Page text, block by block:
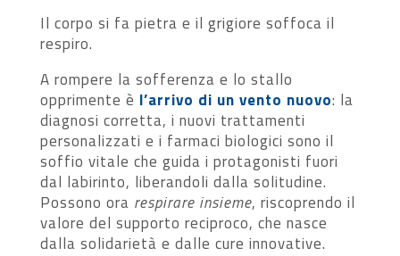
Il corpo si fa pietra e il grigiore soffoca il
respiro.
A rompere la sofferenza e lo stallo
opprimente è l’arrivo di un vento nuovo: la
diagnosi corretta, i nuovi trattamenti
personalizzati e i farmaci biologici sono il
soffio vitale che guida i protagonisti fuori
dal labirinto, liberandoli dalla solitudine.
Possono ora respirare insieme, riscoprendo il
valore del supporto reciproco, che nasce
dalla solidarietà e dalle cure innovative.